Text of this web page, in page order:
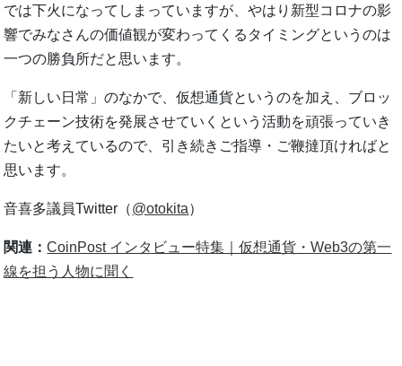
では下火になってしまっていますが、やはり新型コロナの影
響でみなさんの価値観が変わってくるタイミングというのは
一つの勝負所だと思います。
「新しい日常」のなかで、仮想通貨というのを加え、ブロッ
クチェーン技術を発展させていくという活動を頑張っていき
たいと考えているので、引き続きご指導・ご鞭撻頂ければと
思います。
音喜多議員Twitter（@otokita）
関連：CoinPost インタビュー特集｜仮想通貨・Web3の第一
線を担う人物に聞く